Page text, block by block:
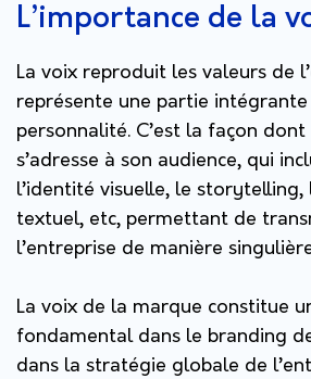
L’importance de la
La voix reproduit les valeurs de
représente une partie intégrante
personnalité. C’est la façon
s’adresse à son audience, qui
l’identité visuelle, le storytelling,
textuel, etc, permettant de
l’entreprise de manière
La voix de la marque constitue
fondamental dans le branding
dans la stratégie globale de